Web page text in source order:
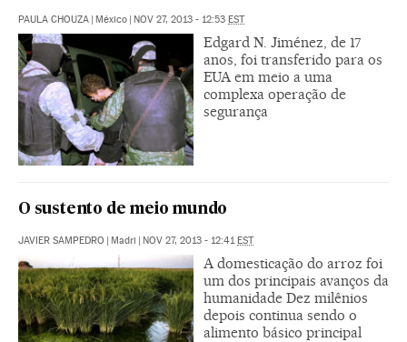
PAULA CHOUZA | México | NOV 27, 2013 - 12:53 EST
Edgard N. Jiménez, de 17
anos, foi transferido para os
EUA em meio a uma
complexa operação de
segurança
O sustento de meio mundo
JAVIER SAMPEDRO | Madri | NOV 27, 2013 - 12:41EST
A domesticação do arroz foi
um dos principais avanços da
humanidade Dez milênios
depois continua sendo o
alimento básico principal